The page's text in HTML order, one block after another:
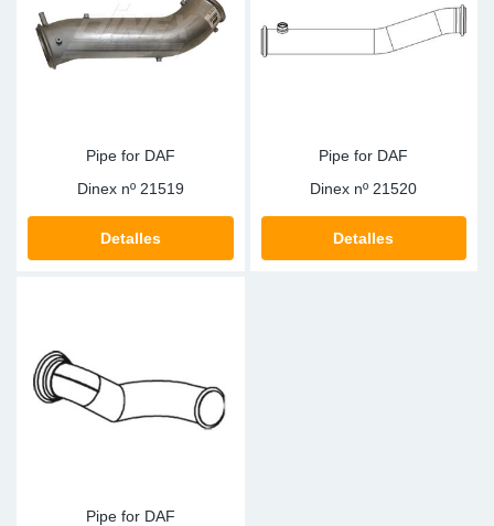
Pipe for DAF
Dinex nº 21519
Detalles
Pipe for DAF
Dinex nº 21520
Detalles
Pipe for DAF